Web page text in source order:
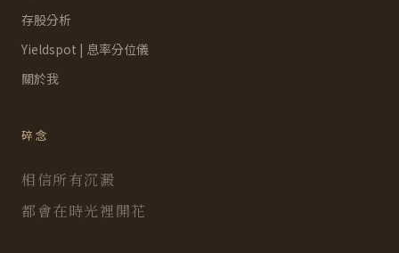
存股分析
Yieldspot | 息率分位儀
關於我
碎念
相信所有沉澱
都會在時光裡開花